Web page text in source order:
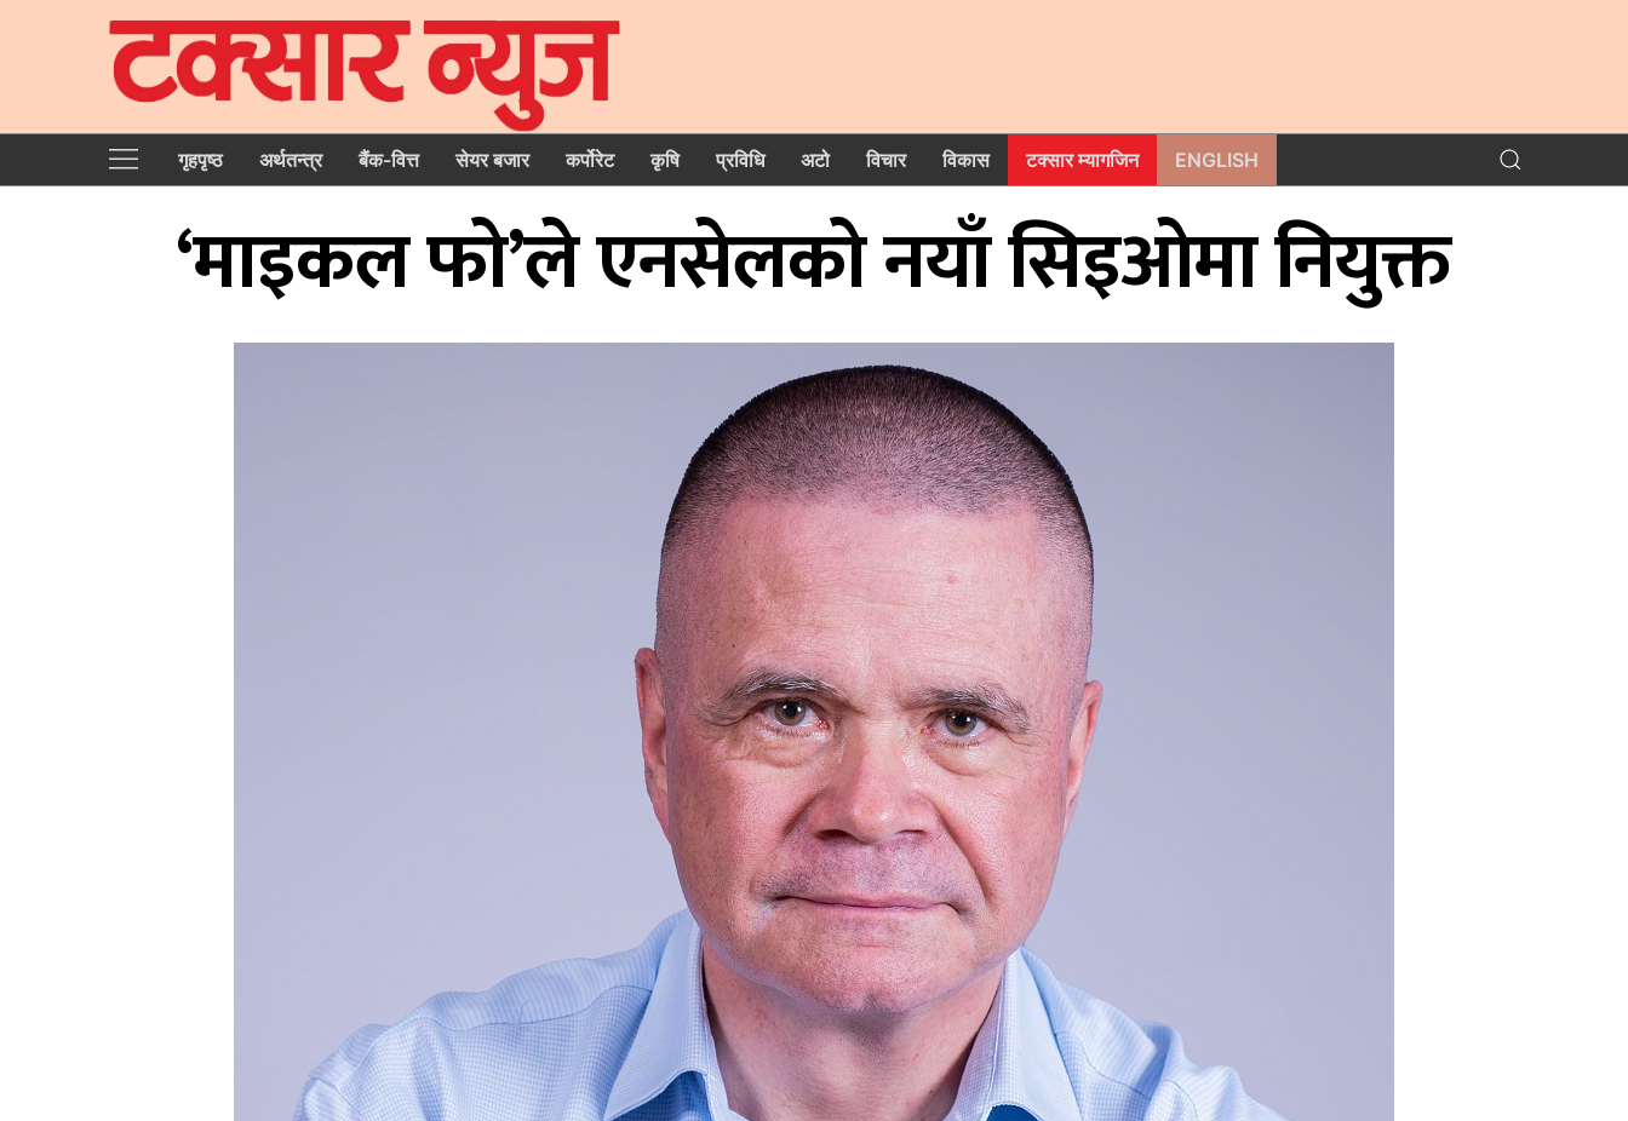
गृहपृष्‍ठ अर्थतन्त्र बैंक-वित्त सेयर बजार कर्पोरेट कृषि प्रविधि अटो विचार विकास टक्सार म्यागजिन ENGLISH
‘माइकल फो’ले एनसेलको नयाँ सिइओमा नियुक्त